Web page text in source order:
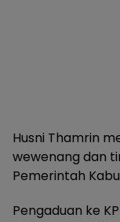
Husni Thamrin
wewenang dan
Pemerintah
Pengaduan ke